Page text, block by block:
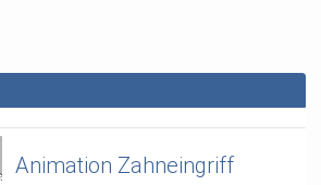
Animation Zahneingriff